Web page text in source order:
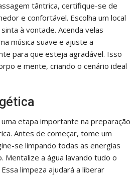
tântrica, certifique-se de
e confortável. Escolha um local
à vontade. Acenda velas
música suave e ajuste a
para que esteja agradável. Isso
e mente, criando o cenário ideal
etapa importante na preparação
Antes de começar, tome um
se limpando todas as energias
Mentalize a água lavando tudo o
limpeza ajudará a liberar